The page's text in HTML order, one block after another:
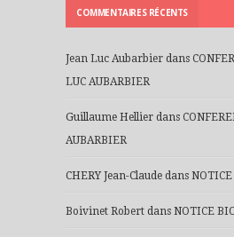
COMMENTAIRES RÉCENTS
Jean Luc Aubarbier dans
LUC AUBARBIER
Guillaume Hellier dans
AUBARBIER
CHERY Jean-Claude dans
Boivinet Robert dans NOTICE